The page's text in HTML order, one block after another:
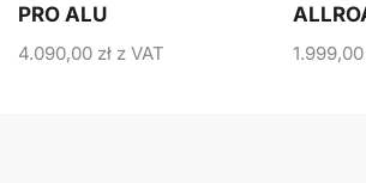
PRO ALU
4.090,00 zł z VAT 1.999,00